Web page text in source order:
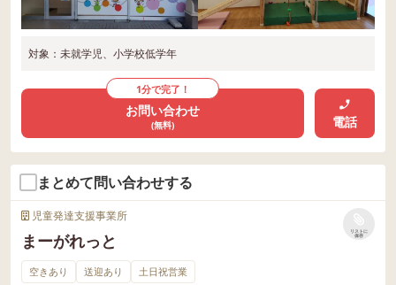
対象：未就学児、小学校低学年
1分で完了！
お問い合わせ
(無料) 電話
まとめて問い合わせする
児童発達支援事業所
まーがれっと
リストに
保存
空きあり 送迎あり 土日祝営業